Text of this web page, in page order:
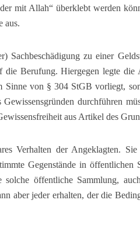
mit Allah“ überklebt werden
aus.
Sachbeschädigung zu einer
Berufung. Hiergegen legte die
von § 304 StGB vorliegt,
durchführen
aus Artikel des
Verhalten der Angeklagten. Sie
Gegenstände in öffentlichen
öffentliche Sammlung,
aber jeder erhalten, der die